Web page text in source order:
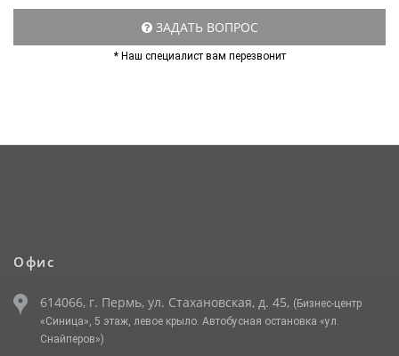
ЗАДАТЬ ВОПРОС
* Наш специалист вам перезвонит
Офис
614066, г. Пермь, ул. Стахановская, д. 45, (Бизнес-центр
«Синица», 5 этаж, левое крыло. Автобусная остановка «ул.
Снайперов»)